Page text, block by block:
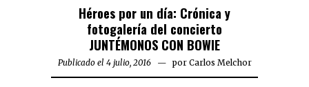
Héroes por un día: Crónica y
fotogalería del concierto
JUNTÉMONOS CON BOWIE
Publicado el 4 julio, 2016 por Carlos Melchor